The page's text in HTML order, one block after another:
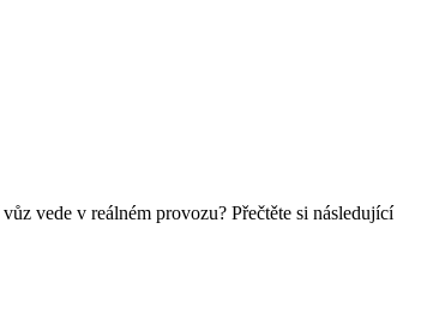
vede v reálném provozu? Přečtěte si následující